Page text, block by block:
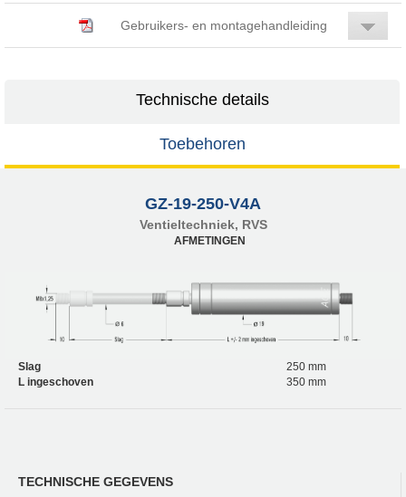
Gebruikers- en montagehandleiding
Technische details
Toebehoren
GZ-19-250-V4A
Ventieltechniek, RVS
AFMETINGEN
Slag
250 mm
L ingeschoven
350 mm
TECHNISCHE GEGEVENS